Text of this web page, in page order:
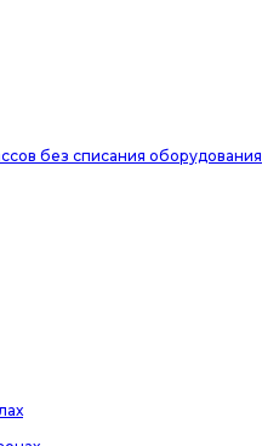
без списания оборудования